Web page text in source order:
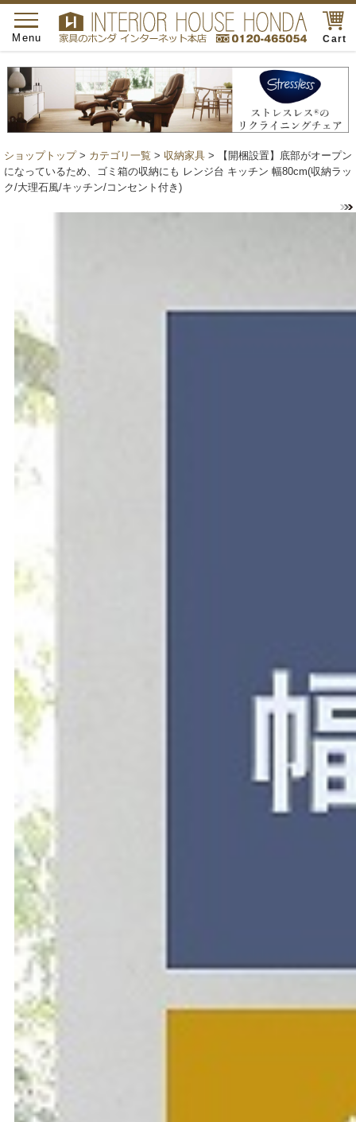
Cart
toggle
navigation
Menu
ショップトップ> カテゴリ一覧 > 収納家具 > 【開梱設置】底部がオープン
になっているため、ゴミ箱の収納にも レンジ台 キッチン 幅80cm(収納ラッ
ク/大理石風/キッチン/コンセント付き)